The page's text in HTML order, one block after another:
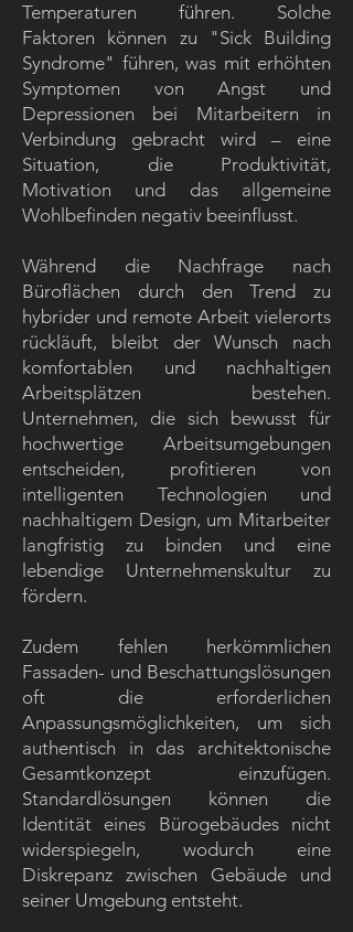
Temperaturen führen. Solche
Faktoren können zu "Sick Building
Syndrome" führen, was mit erhöhten
Symptomen von Angst und
Depressionen bei Mitarbeitern in
Verbindung gebracht wird – eine
Situation, die Produktivität,
Motivation und das allgemeine
Wohlbefinden negativ beeinflusst.
Während die Nachfrage nach
Büroflächen durch den Trend zu
hybrider und remote Arbeit vielerorts
rückläuft, bleibt der Wunsch nach
komfortablen und nachhaltigen
Arbeitsplätzen bestehen.
Unternehmen, die sich bewusst für
hochwertige Arbeitsumgebungen
entscheiden, profitieren von
intelligenten Technologien und
nachhaltigem Design, um Mitarbeiter
langfristig zu binden und eine
lebendige Unternehmenskultur zu
fördern.
Zudem fehlen herkömmlichen
Fassaden- und Beschattungslösungen
oft die erforderlichen
Anpassungsmöglichkeiten, um sich
authentisch in das architektonische
Gesamtkonzept einzufügen.
Standardlösungen können die
Identität eines Bürogebäudes nicht
widerspiegeln, wodurch eine
Diskrepanz zwischen Gebäude und
seiner Umgebung entsteht.